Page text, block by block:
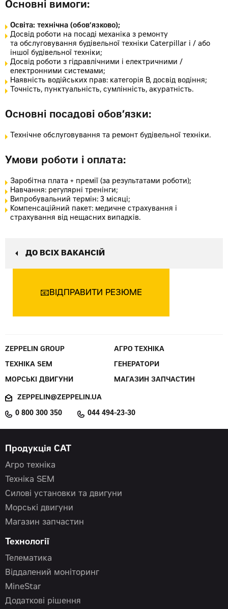
Основні вимоги:
Освіта: технічна (обов’язково);
Досвід роботи на посаді механіка з ремонту
та обслуговування будівельної техніки Caterpillar і / або
іншої будівельної техніки;
Досвід роботи з гідравлічними і електричними /
електронними системами;
Наявність водійських прав: категорія В, досвід водіння;
Точність, пунктуальність, сумлінність, акуратність.
Основні посадові обов’язки:
Технічне обслуговування та ремонт будівельної техніки.
Умови роботи і оплата:
Заробітна плата + премії (за результатами роботи);
Навчання: регулярні тренінги;
Випробувальний термін: 3 місяці;
Компенсаційний пакет: медичне страхування і
страхування від нещасних випадків.
ДО ВСІХ ВАКАНСІЙ
ВІДПРАВИТИ РЕЗЮМЕ
ZEPPELIN GROUP АГРО ТЕХНІКА
ТЕХНІКА SEM ГЕНЕРАТОРИ
МОРСЬКІ ДВИГУНИ МАГАЗИН ЗАПЧАСТИН
ZEPPELIN@ZEPPELIN.UA
0 800 300 350 044 494-23-30
Продукція CAT
Агро техніка
Техніка SEM
Силові установки та двигуни
Морські двигуни
Магазин запчастин
Технології
Телематика
Віддалений моніторинг
MineStar
Додаткові рішення